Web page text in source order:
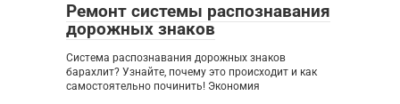
Ремонт системы распознавания
дорожных знаков
Система распознавания дорожных знаков
барахлит? Узнайте, почему это происходит и как
самостоятельно починить! Экономия